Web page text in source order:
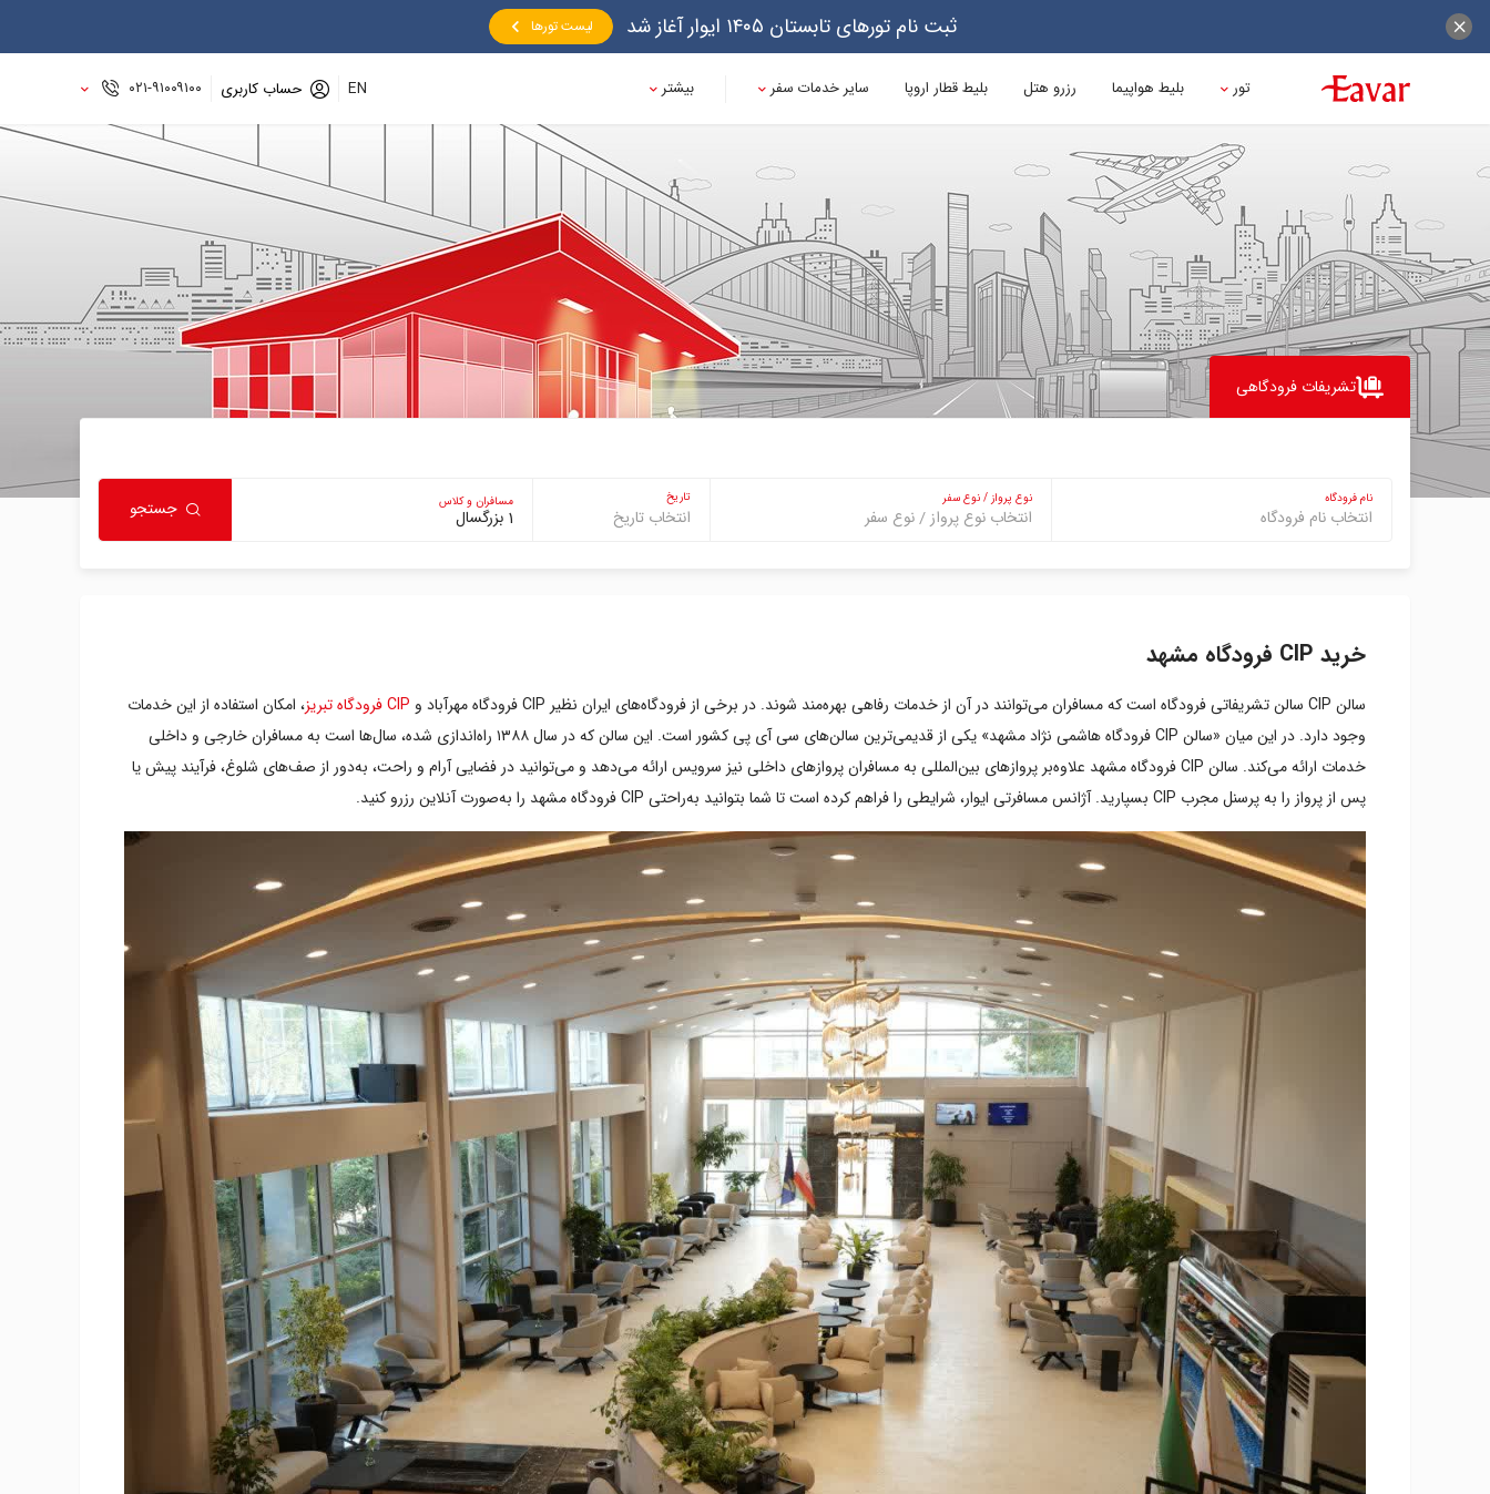
ثبت نام تورهای تابستان ۱۴۰۵ ایوار آغاز شد لیست تورها
تور بلیط هواپیما رزرو هتل بلیط قطار اروپا سایر خدمات سفر بیشتر EN حساب کاربری ۰۲۱-۹۱۰۰۹۱۰۰
تشریفات فرودگاهی
نام فرودگاه نوع پرواز / نوع سفر تاریخ
انتخاب تاریخ
مسافران و کلاس
1 بزرگسال جستجو
خرید CIP فرودگاه مشهد
سالن CIP سالن تشریفاتی فرودگاه است که مسافران می‌توانند در آن از خدمات رفاهی بهره‌مند شوند. در برخی از فرودگاه‌های ایران نظیر CIP فرودگاه مهرآباد و CIP فرودگاه تبریز
، امکان استفاده از این خدمات
وجود دارد. در این میان «سالن CIP فرودگاه هاشمی نژاد مشهد» یکی از قدیمی‌ترین سالن‌های سی آی پی کشور است. این سالن که در سال ۱۳۸۸ راه‌اندازی شده، سال‌ها است به مسافران خارجی و داخلی
خدمات ارائه می‌کند. سالن CIP فرودگاه مشهد علاوه‌بر پروازهای بین‌المللی به مسافران پروازهای داخلی نیز سرویس ارائه می‌دهد و می‌توانید در فضایی آرام و راحت، به‌دور از صف‌های شلوغ، فرآیند پیش یا
پس از پرواز را به پرسنل مجرب CIP بسپارید. آژانس مسافرتی ایوار، شرایطی را فراهم کرده است تا شما بتوانید به‌راحتی CIP فرودگاه مشهد را به‌صورت آنلاین رزرو کنید.